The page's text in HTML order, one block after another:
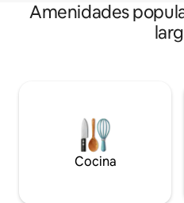
Amenidades
Cocina